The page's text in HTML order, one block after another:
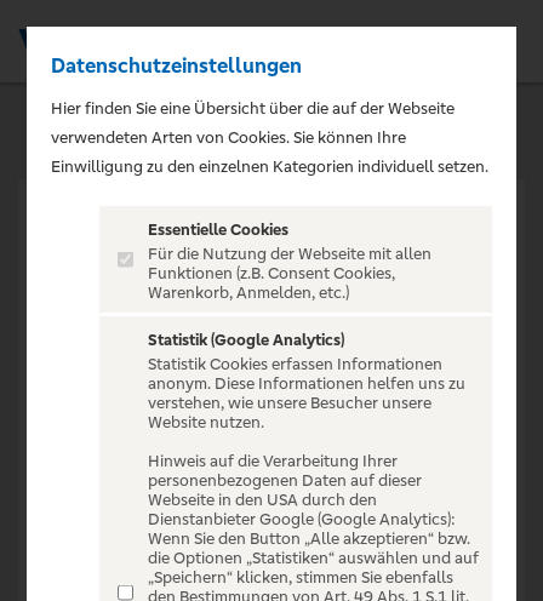
VERANSTALTUNG NICHT
GEFUNDEN
Zur Startseite
Datenschutzeinstellungen
Hier finden Sie eine Übersicht über die auf der Webseite
verwendeten Arten von Cookies. Sie können Ihre
Einwilligung zu den einzelnen Kategorien individuell setzen.
Essentielle Cookies
Für die Nutzung der Webseite mit allen
Funktionen (z.B. Consent Cookies,
Warenkorb, Anmelden, etc.)
Statistik (Google Analytics)
Statistik Cookies erfassen Informationen
anonym. Diese Informationen helfen uns zu
verstehen, wie unsere Besucher unsere
Website nutzen.
Hinweis auf die Verarbeitung Ihrer
personenbezogenen Daten auf dieser
Webseite in den USA durch den
Dienstanbieter Google (Google Analytics):
Wenn Sie den Button „Alle akzeptieren“ bzw.
die Optionen „Statistiken“ auswählen und auf
„Speichern“ klicken, stimmen Sie ebenfalls